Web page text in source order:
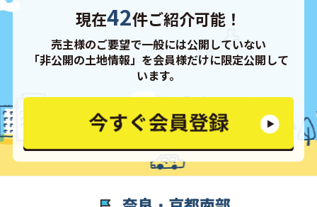
現在42件ご紹介可能！
売主様のご要望で一般には公開していない
「非公開の土地情報」を会員様だけに限定公開して
います。